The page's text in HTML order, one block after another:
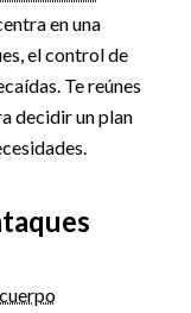
en una
el control de
Te reúnes
decidir un plan